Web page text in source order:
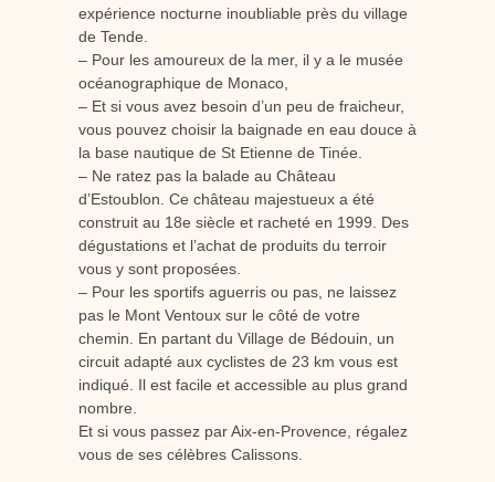
expérience nocturne inoubliable près du village
de Tende.
– Pour les amoureux de la mer, il y a le musée
océanographique de Monaco,
– Et si vous avez besoin d’un peu de fraicheur,
vous pouvez choisir la baignade en eau douce à
la base nautique de St Etienne de Tinée.
– Ne ratez pas la balade au Château
d’Estoublon. Ce château majestueux a été
construit au 18e siècle et racheté en 1999. Des
dégustations et l’achat de produits du terroir
vous y sont proposées.
– Pour les sportifs aguerris ou pas, ne laissez
pas le Mont Ventoux sur le côté de votre
chemin. En partant du Village de Bédouin, un
circuit adapté aux cyclistes de 23 km vous est
indiqué. Il est facile et accessible au plus grand
nombre.
Et si vous passez par Aix-en-Provence, régalez
vous de ses célèbres Calissons.